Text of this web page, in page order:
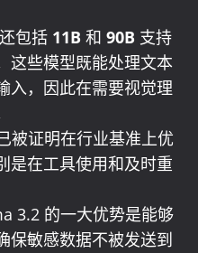
包括 11B 和 90B 支持
这些模型既能处理文本
入，因此在需要视觉理
被证明在行业基准上优
是在工具使用和及时重
3.2 的一大优势是能够
保敏感数据不被发送到